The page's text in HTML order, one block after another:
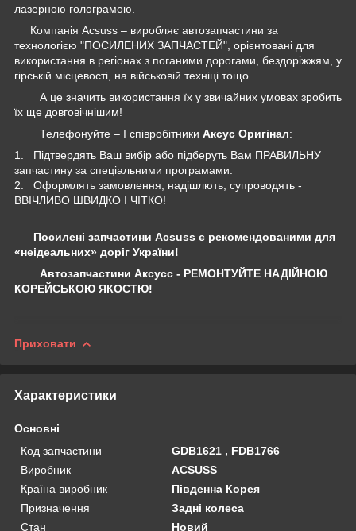
лазерною голограмою.
Компанія Acsuss – виробляє автозапчастини за
технологією "ПОСИЛЕНИХ ЗАПЧАСТЕЙ", орієнтовані для
використання в регіонах з поганими дорогами, бездоріжжям, у
гірській місцевості, на військовій техніці тощо.
А це значить використання їх у звичайних умовах зробить
їх ще довговічнішим!
Телефонуйте – І співробітники Аксус Оригінал:
1. Підтвердять Ваш вибір або підберуть Вам ПРАВИЛЬНУ
запчастину за спеціальними програмами.
2. Оформлять замовлення, надішлють, супроводять -
ВВІЧЛИВО ШВИДКО І ЧІТКО!
Посилені запчастини Acsuss є рекомендованими для
«неідеальних» доріг України!
Автозапчастини Аксусс - РЕМОНТУЙТЕ НАДІЙНОЮ
КОРЕЙСЬКОЮ ЯКОСТЮ!
Приховати
Характеристики
Основні
Код запчастини
GDB1621 , FDB1766
Виробник
ACSUSS
Країна виробник
Південна Корея
Призначення
Задні колеса
Стан
Новий